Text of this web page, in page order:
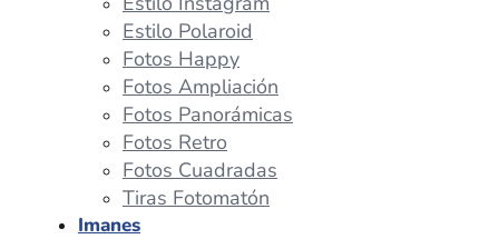
Estilo Polaroid
Fotos Happy
Fotos Ampliación
Fotos Panorámicas
Fotos Retro
Fotos Cuadradas
Tiras Fotomatón
Imanes